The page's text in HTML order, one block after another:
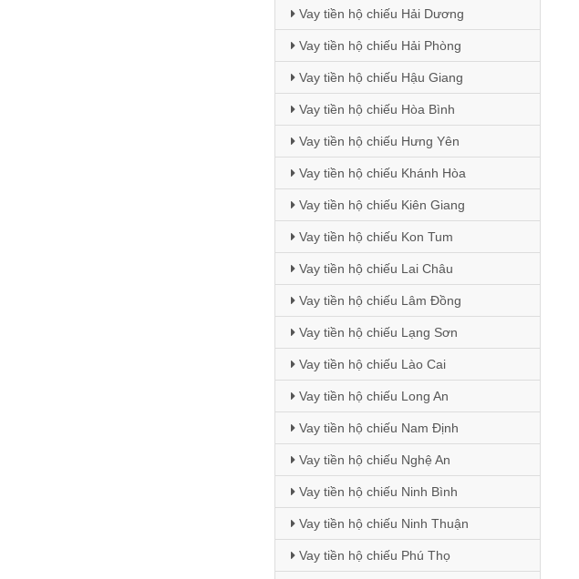
Vay tiền hộ chiếu Hải Dương
Vay tiền hộ chiếu Hải Phòng
Vay tiền hộ chiếu Hậu Giang
Vay tiền hộ chiếu Hòa Bình
Vay tiền hộ chiếu Hưng Yên
Vay tiền hộ chiếu Khánh Hòa
Vay tiền hộ chiếu Kiên Giang
Vay tiền hộ chiếu Kon Tum
Vay tiền hộ chiếu Lai Châu
Vay tiền hộ chiếu Lâm Đồng
Vay tiền hộ chiếu Lạng Sơn
Vay tiền hộ chiếu Lào Cai
Vay tiền hộ chiếu Long An
Vay tiền hộ chiếu Nam Định
Vay tiền hộ chiếu Nghệ An
Vay tiền hộ chiếu Ninh Bình
Vay tiền hộ chiếu Ninh Thuận
Vay tiền hộ chiếu Phú Thọ